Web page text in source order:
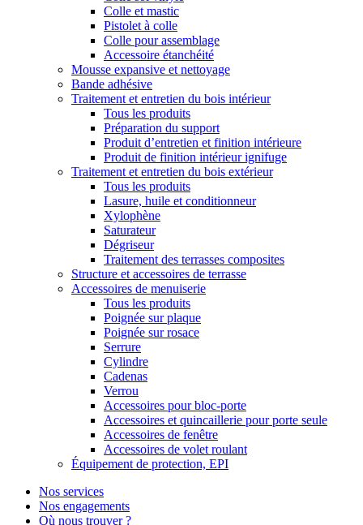
Colle et mastic
Pistolet à colle
Colle pour assemblage
Accessoire étanchéité
Mousse expansive et nettoyage
Bande adhésive
Traitement et entretien du bois intérieur
Tous les produits
Préparation du support
Produit d’entretien et finition intérieure
Produit de finition intérieur ignifuge
Traitement et entretien du bois extérieur
Tous les produits
Lasure, huile et conditionneur
Xylophène
Saturateur
Dégriseur
Traitement des terrasses composites
Structure et accessoires de terrasse
Accessoires de menuiserie
Tous les produits
Poignée sur plaque
Poignée sur rosace
Serrure
Cylindre
Cadenas
Verrou
Accessoires pour bloc-porte
Accessoires et quincaillerie pour porte seule
Accessoires de fenêtre
Accessoires de volet roulant
Équipement de protection, EPI
Nos services
Nos engagements
Où nous trouver ?